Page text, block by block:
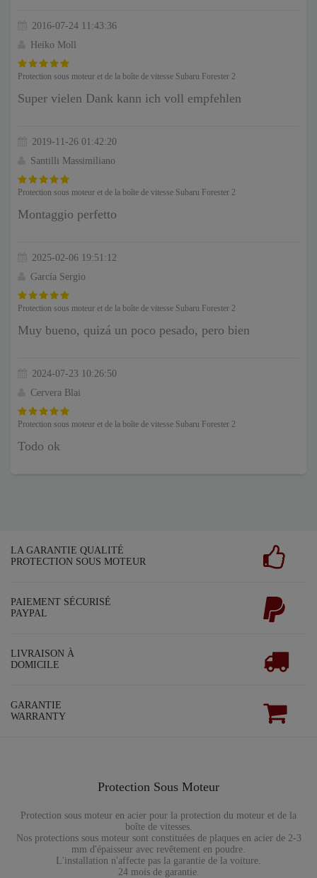
2016-07-24 11:43:36
Heiko Moll
Protection sous moteur et de la boîte de vitesse Subaru Forester 2
Super vielen Dank kann ich voll empfehlen
2019-11-26 01:42:20
Santilli Massimiliano
Protection sous moteur et de la boîte de vitesse Subaru Forester 2
Montaggio perfetto
2025-02-06 19:51:12
García Sergio
Protection sous moteur et de la boîte de vitesse Subaru Forester 2
Muy bueno, quizá un poco pesado, pero bien
2024-07-23 10:26:50
Cervera Blai
Protection sous moteur et de la boîte de vitesse Subaru Forester 2
Todo ok
LA GARANTIE QUALITÉ
PROTECTION SOUS MOTEUR
PAIEMENT SÉCURISÉ
PAYPAL
LIVRAISON À
DOMICILE
GARANTIE
WARRANTY
Protection Sous Moteur
Protection sous moteur en acier pour la protection du moteur et de la
boîte de vitesses.
Nos protections sous moteur sont constituées de plaques en acier de 2-3
mm d'épaisseur avec revêtement en poudre.
L'installation n'affecte pas la garantie de la voiture.
24 mois de garantie.